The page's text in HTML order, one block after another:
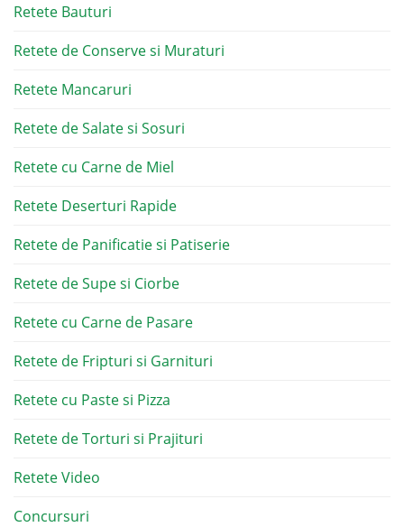
Retete Bauturi
Retete de Conserve si Muraturi
Retete Mancaruri
Retete de Salate si Sosuri
Retete cu Carne de Miel
Retete Deserturi Rapide
Retete de Panificatie si Patiserie
Retete de Supe si Ciorbe
Retete cu Carne de Pasare
Retete de Fripturi si Garnituri
Retete cu Paste si Pizza
Retete de Torturi si Prajituri
Retete Video
Concursuri